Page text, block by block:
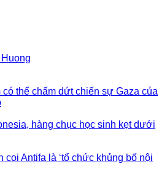
có thể chấm dứt chiến sự Gaza của
hàng chục học sinh kẹt dưới
coi Antifa là ‘tổ chức khủng bố nội